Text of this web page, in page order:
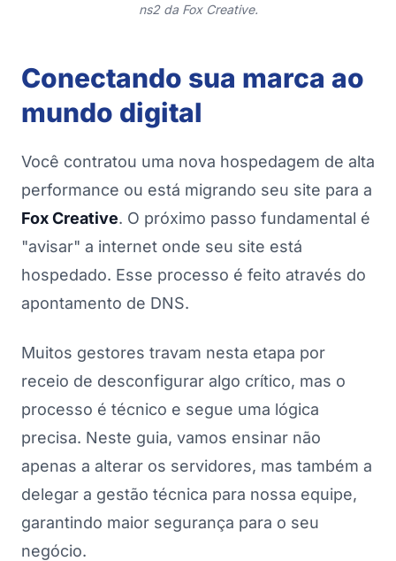
ns2 da Fox Creative.
Conectando sua marca ao
mundo digital
Você contratou uma nova hospedagem de alta
performance ou está migrando seu site para a
Fox Creative. O próximo passo fundamental é
"avisar" a internet onde seu site está
hospedado. Esse processo é feito através do
apontamento de DNS.
Muitos gestores travam nesta etapa por
receio de desconfigurar algo crítico, mas o
processo é técnico e segue uma lógica
precisa. Neste guia, vamos ensinar não
apenas a alterar os servidores, mas também a
delegar a gestão técnica para nossa equipe,
garantindo maior segurança para o seu
negócio.